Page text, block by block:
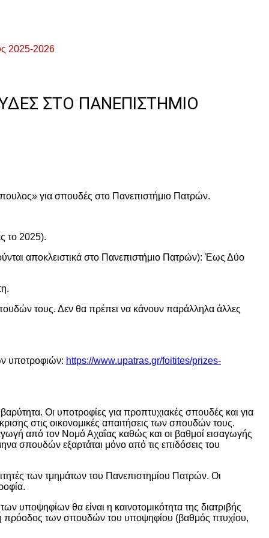
2025-2026
ΣΤΟ ΠΑΝΕΠΙΣΤΉΜΙΟ
για σπουδές στο Πανεπιστήμιο Πατρών.
το 2025).
αποκλειστικά στο Πανεπιστήμιο Πατρών): Έως Δύο
τους. Δεν θα πρέπει να κάνουν παράλληλα άλλες
υποτροφιών: https://www.upatras.gr/foitites/prizes-
Οι υποτροφίες για προπτυχιακές σπουδές και για
στις οικονομικές απαιτήσεις των σπουδών τους.
από τον Νομό Αχαΐας καθώς και οι βαθμοί εισαγωγής
σπουδών εξαρτάται μόνο από τις επιδόσεις του
των τμημάτων του Πανεπιστημίου Πατρών. Οι
υποψηφίων θα είναι η καινοτομικότητα της διατριβής
πρόοδος των σπουδών του υποψηφίου (βαθμός πτυχίου,